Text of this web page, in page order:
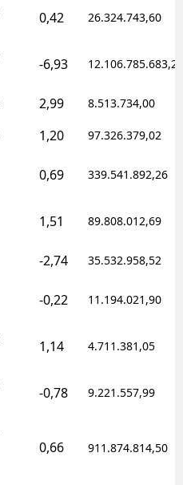
0,42 26.324.743,60
-6,93 12.106.785.683,20
2,99 8.513.734,00
1,20 97.326.379,02
0,69 339.541.892,26
1,51 89.808.012,69
-2,74 35.532.958,52
-0,22 11.194.021,90
1,14 4.711.381,05
-0,78 9.221.557,99
0,66 911.874.814,50